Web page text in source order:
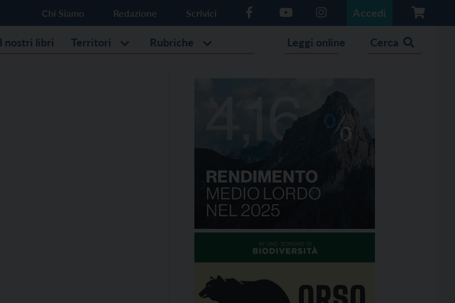
Chi Siamo Redazione Scrivici Accedi
I nostri libri Territori Rubriche Leggi online Cerca